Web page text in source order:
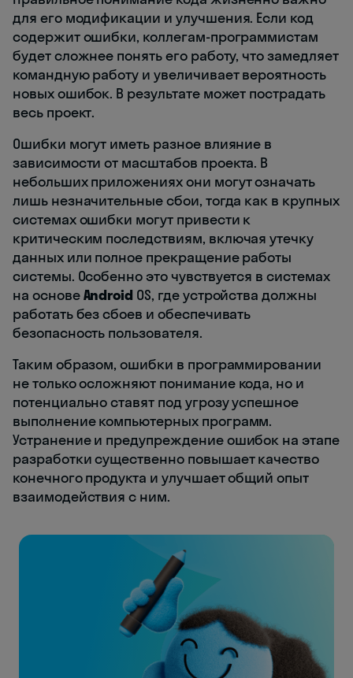
для его модификации и улучшения. Если код
содержит ошибки, коллегам-программистам
будет сложнее понять его работу, что замедляет
командную работу и увеличивает вероятность
новых ошибок. В результате может пострадать
весь проект.
Ошибки могут иметь разное влияние в
зависимости от масштабов проекта. В
небольших приложениях они могут означать
лишь незначительные сбои, тогда как в крупных
системах ошибки могут привести к
критическим последствиям, включая утечку
данных или полное прекращение работы
системы. Особенно это чувствуется в системах
на основеAndroid OS, где устройства должны
работать без сбоев и обеспечивать
безопасность пользователя.
Таким образом, ошибки в программировании
не только осложняют понимание кода, но и
потенциально ставят под угрозу успешное
выполнение компьютерных программ.
Устранение и предупреждение ошибок на этапе
разработки существенно повышает качество
конечного продукта и улучшает общий опыт
взаимодействия с ним.